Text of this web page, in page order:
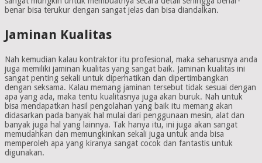
benar bisa terukur dengan sangat jelas dan bisa diandalkan.
Jaminan Kualitas
Nah kemudian kalau kontraktor itu profesional, maka seharusnya anda
juga memiliki jaminan kualitas yang sangat baik. Jaminan kualitas ini
sangat penting sekali untuk diperhatikan dan dipertimbangkan
dengan seksama. Kalau memang jaminan tersebut tidak sesuai dengan
apa yang ada, maka tentu kualitasnya juga akan buruk. Nah untuk
bisa mendapatkan hasil pengolahan yang baik itu memang akan
didasarkan pada banyak hal mulai dari penggunaan mesin, alat dan
banyak juga hal yang lainnya. Tak hanya itu, ini juga akan sangat
memudahkan dan memungkinkan sekali juga untuk anda bisa
memperoleh apa yang kiranya sangat cocok dan fantastis untuk
digunakan.